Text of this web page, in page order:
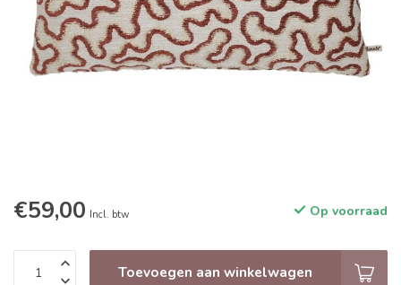
€59,00 Incl. btw Op voorraad
Toevoegen aan winkelwagen